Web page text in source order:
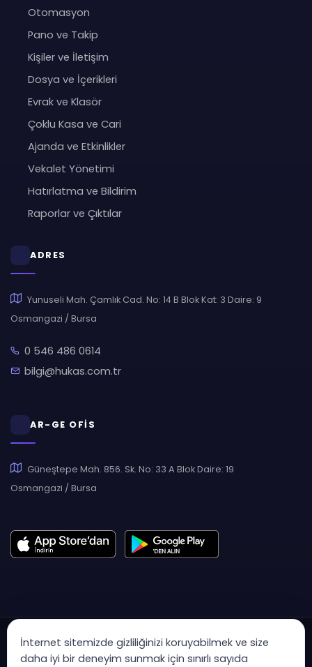
Otomasyon
Pano ve Takip
Kişiler ve İletişim
Dosya ve İçerikleri
Evrak ve Klasör
Çoklu Kasa ve Cari
Ajanda ve Etkinlikler
Vekalet Yönetimi
Hatırlatma ve Bildirim
Raporlar ve Çıktılar
ADRES
Yunuseli Mah. Çamlık Cad. No: 14 B Blok Kat: 3 Daire: 9
Osmangazi / Bursa
0 546 486 0614
bilgi@hukas.com.tr
AR-GE OFİS
Güneştepe Mah. 856. Sk. No: 33 A Blok Daire: 19
Osmangazi / Bursa
İnternet sitemizde gizliliğinizi koruyabilmek ve size
daha iyi bir deneyim sunmak için sınırlı sayıda